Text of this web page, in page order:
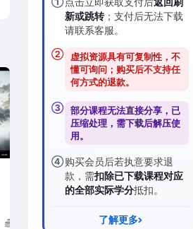
新或跳转；支付后无法下载
请联系客服。
②
虚拟资源具有可复制性，不
懂可询问；购买后不支持任
何方式的退款。
③ 部分课程无法直接分享，已
压缩处理，需下载后解压使
用。
④购买会员后若执意要求退
款，需扣除已下载课程对应
的全部实际学分抵扣。
了解更多